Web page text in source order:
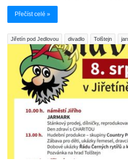
Přečíst celé »
Jiřetín pod Jedlovou divadlo Tolštejn